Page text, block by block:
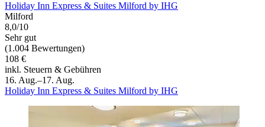
Holiday Inn Express & Suites Milford by IHG
Milford
8,0/10
Sehr gut
(1.004 Bewertungen)
108 €
inkl. Steuern & Gebühren
16. Aug.–17. Aug.
Holiday Inn Express & Suites Milford by IHG